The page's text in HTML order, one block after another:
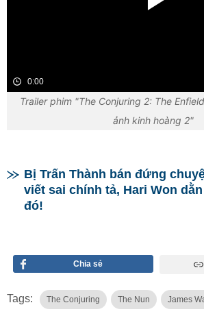
0:00
Trailer phim "The Conjuring 2: The
ảnh kinh hoàng 2"
Bị Trấn Thành bán đứng
viết sai chính tả, Hari Won
đó!
Chia sẻ
Tags: The Conjuring The Nun James